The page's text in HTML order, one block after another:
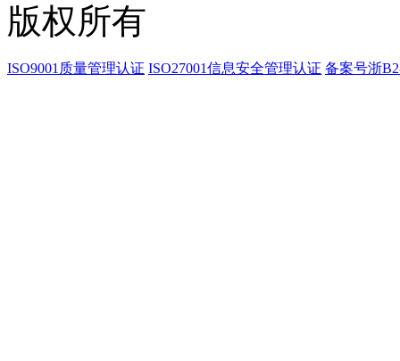
版权所有
ISO9001质量管理认证 ISO27001信息安全管理认证 备案号浙